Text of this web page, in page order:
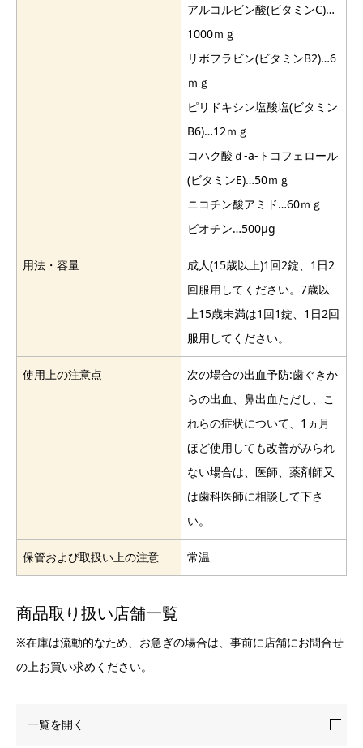
アルコルビン酸(ビタミンC)…
1000ｍｇ
リボフラビン(ビタミンB2)…6
ｍｇ
ピリドキシン塩酸塩(ビタミン
B6)…12ｍｇ
コハク酸ｄ-a-トコフェロール
(ビタミンE)…50ｍｇ
ニコチン酸アミド…60ｍｇ
ビオチン…500μg
用法・容量
成人(15歳以上)1回2錠、1日2
回服用してください。7歳以
上15歳未満は1回1錠、1日2回
服用してください。
使用上の注意点
次の場合の出血予防:歯ぐきか
らの出血、鼻出血ただし、こ
れらの症状について、1ヵ月
ほど使用しても改善がみられ
ない場合は、医師、薬剤師又
は歯科医師に相談して下さ
い。
保管および取扱い上の注意 常温
商品取り扱い店舗一覧
※在庫は流動的なため、お急ぎの場合は、事前に店舗にお問合せ
の上お買い求めください。
一覧を開く